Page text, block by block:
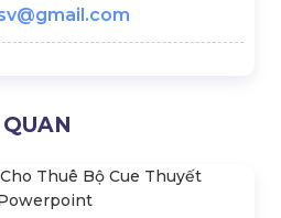
Thuê Bộ Cue Thuyết